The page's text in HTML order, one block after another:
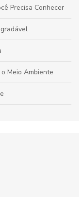
Precisa Conhecer
Meio Ambiente
Meio Ambiente